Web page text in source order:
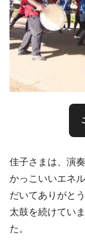
佳子さまは、演
かっこいいエネ
だいてありがと
太鼓を続けてい
た。